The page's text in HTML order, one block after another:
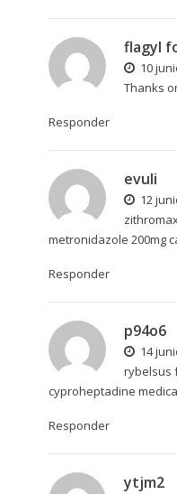
flagyl
10
Thanks
Responder
evuli
12
metronidazole 200mg
Responder
p94o6
14
rybelsus
cyproheptadine
Responder
ytjm2